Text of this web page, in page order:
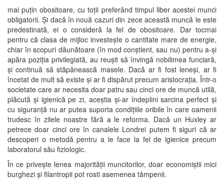
mai puțin obositoare, cu toții preferând timpul liber acestei munci
obligatorii. Și dacă în nouă cazuri din zece această muncă le este
predestinată, ei o consideră la fel de obositoare. Dar tocmai
pentru că clasa de mijloc investește o cantitate mare de energie,
chiar în scopuri dăunătoare (în mod conștient, sau nu) pentru a-și
apăra poziția privilegiată, au reușit să învingă nobilimea funciară,
și continuă să stăpânească masele. Dacă ar fi fost leneși, ar fi
încetat de mult să existe și ar fi dispărut precum aristocrația. Într-o
societate care ar necesita doar patru sau cinci ore de muncă utilă,
plăcută și igienică pe zi, aceștia și-ar îndeplini sarcina perfect și
cu siguranță nu ar putea suporta condițiile oribile în care oamenii
trudesc în zilele noastre fără a le reforma. Dacă un Huxley ar
petrece doar cinci ore în canalele Londrei putem fi siguri că ar
descoperi o metodă pentru a le face la fel de igienice precum
laboratorul său fiziologic.
În ce privește lenea majorității muncitorilor, doar economiștii mici
burghezi și filantropii pot rosti asemenea tâmpenii.